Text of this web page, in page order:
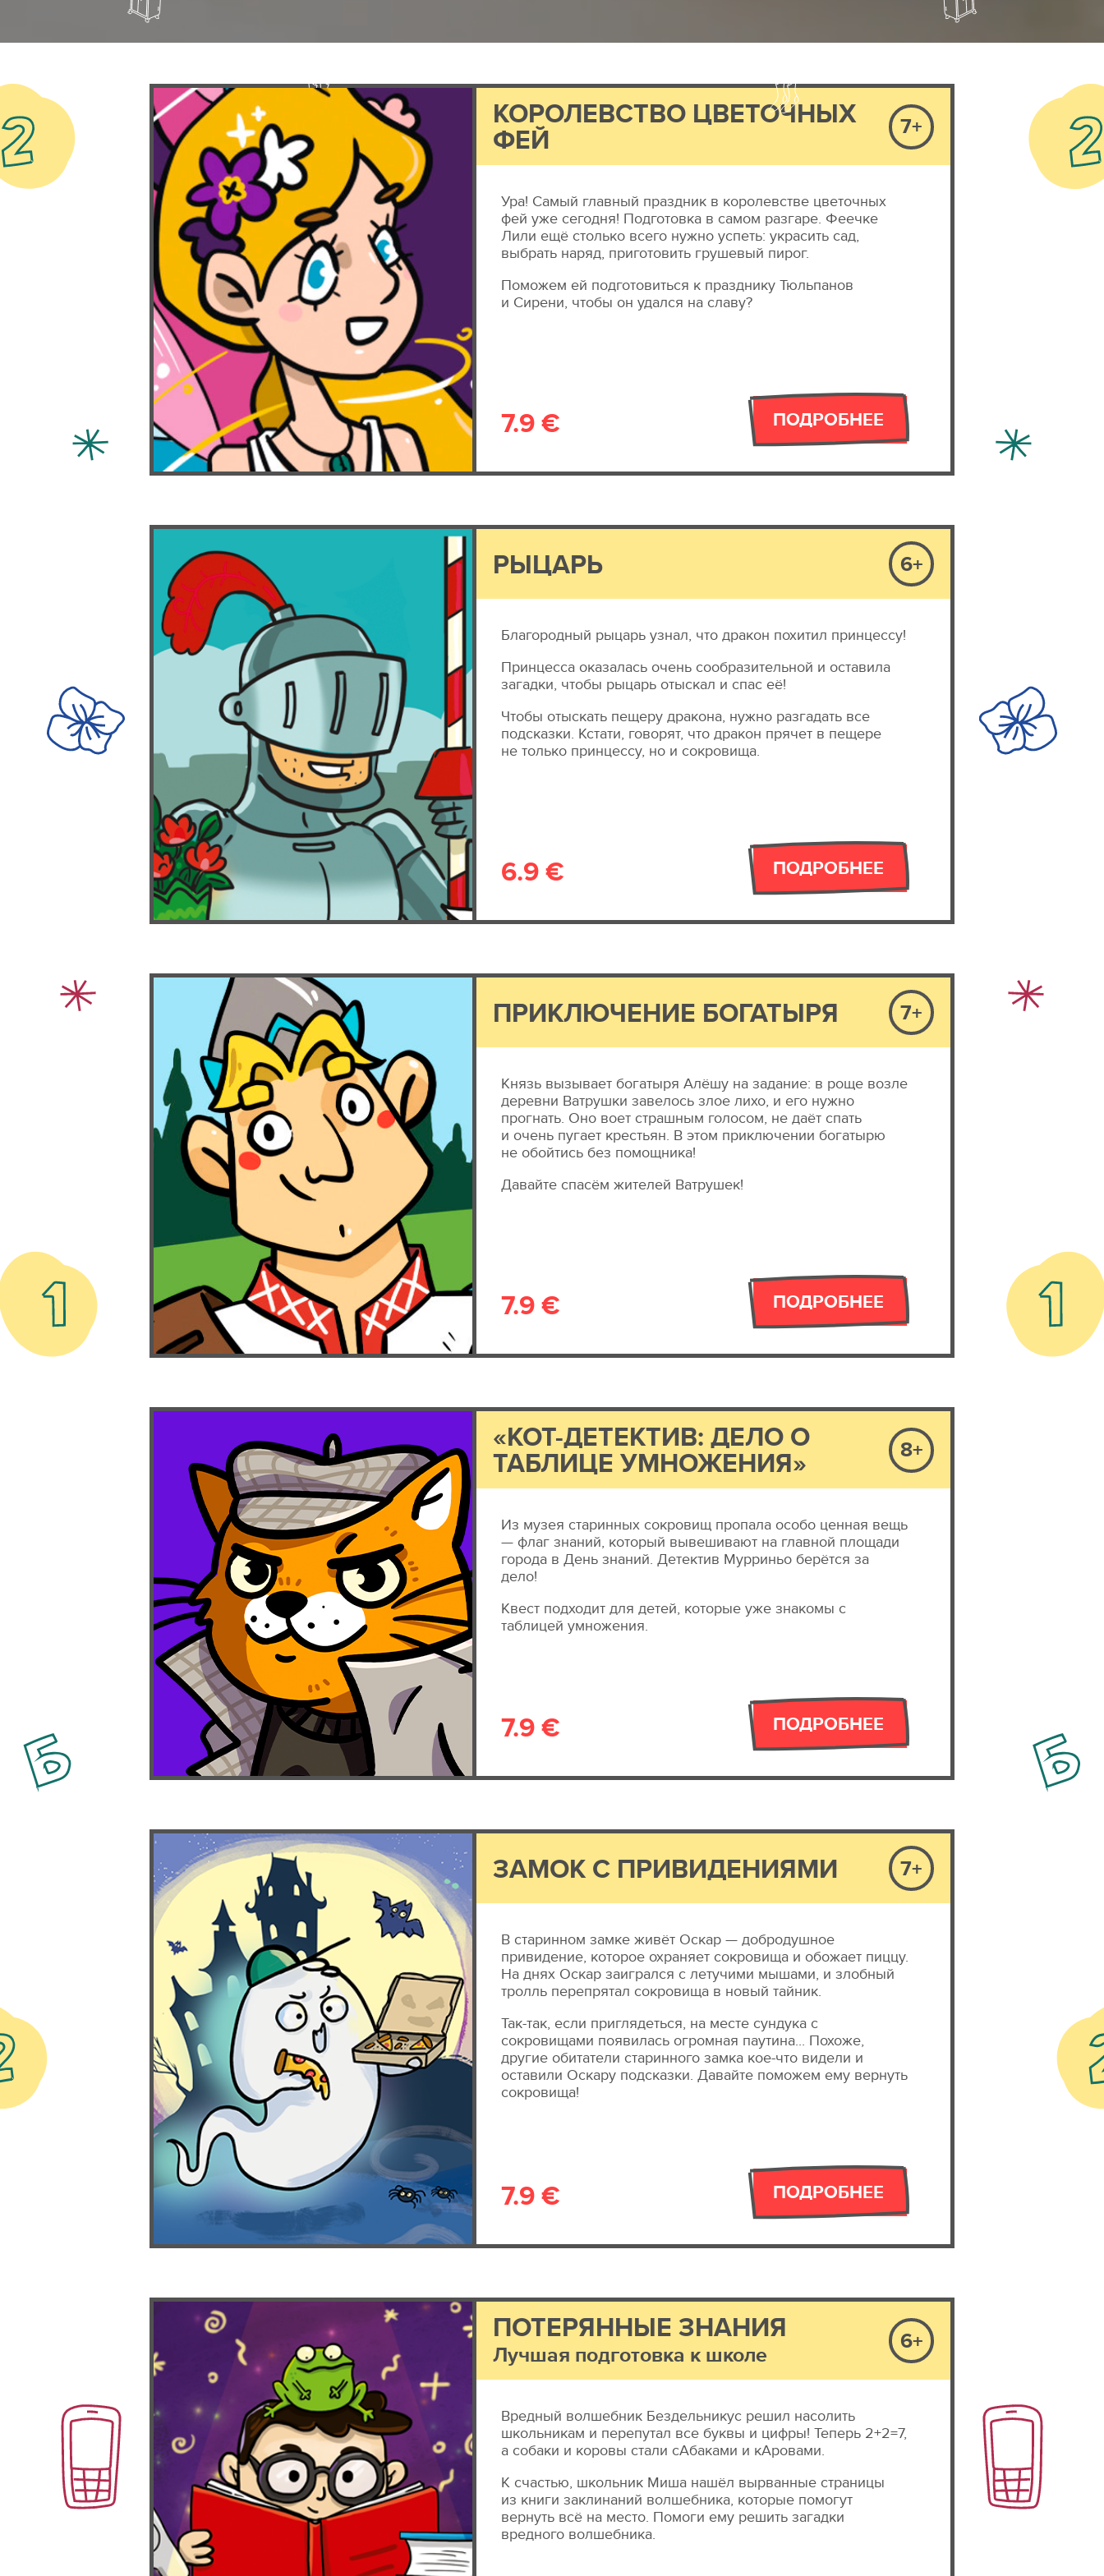
КОРОЛЕВСТВО ЦВЕТОЧНЫХ
ФЕЙ 7+
Ура! Самый главный праздник в королевстве цветочных
фей уже сегодня! Подготовка в самом разгаре. Феечке
Лили ещё столько всего нужно успеть: украсить сад,
выбрать наряд, приготовить грушевый пирог.
Поможем ей подготовиться к празднику Тюльпанов
и Сирени, чтобы он удался на славу?
7.9 € ПОДРОБНЕЕ
РЫЦАРЬ 6+
Благородный рыцарь узнал, что дракон похитил принцессу!
Принцесса оказалась очень сообразительной и оставила
загадки, чтобы рыцарь отыскал и спас её!
Чтобы отыскать пещеру дракона, нужно разгадать все
подсказки. Кстати, говорят, что дракон прячет в пещере
не только принцессу, но и сокровища.
6.9 € ПОДРОБНЕЕ
ПРИКЛЮЧЕНИЕ БОГАТЫРЯ 7+
Князь вызывает богатыря Алёшу на задание: в роще возле
деревни Ватрушки завелось злое лихо, и его нужно
прогнать. Оно воет страшным голосом, не даёт спать
и очень пугает крестьян. В этом приключении богатырю
не обойтись без помощника!
Давайте спасём жителей Ватрушек!
7.9 € ПОДРОБНЕЕ
«КОТ-ДЕТЕКТИВ: ДЕЛО О
ТАБЛИЦЕ УМНОЖЕНИЯ» 8+
Из музея старинных сокровищ пропала особо ценная вещь
— флаг знаний, который вывешивают на главной площади
города в День знаний. Детектив Мурриньо берётся за
дело!
Квест подходит для детей, которые уже знакомы с
таблицей умножения.
7.9 € ПОДРОБНЕЕ
ЗАМОК С ПРИВИДЕНИЯМИ 7+
В старинном замке живёт Оскар — добродушное
привидение, которое охраняет сокровища и обожает пиццу.
На днях Оскар заигрался с летучими мышами, и злобный
тролль перепрятал сокровища в новый тайник.
Так-так, если приглядеться, на месте сундука с
сокровищами появилась огромная паутина... Похоже,
другие обитатели старинного замка кое-что видели и
оставили Оскару подсказки. Давайте поможем ему вернуть
сокровища!
7.9 € ПОДРОБНЕЕ
ПОТЕРЯННЫЕ ЗНАНИЯ
Лучшая подготовка к школе 6+
Вредный волшебник Бездельникус решил насолить
школьникам и перепутал все буквы и цифры! Теперь 2+2=7,
а собаки и коровы стали сАбаками и кАровами.
К счастью, школьник Миша нашёл вырванные страницы
из книги заклинаний волшебника, которые помогут
вернуть всё на место. Помоги ему решить загадки
вредного волшебника.